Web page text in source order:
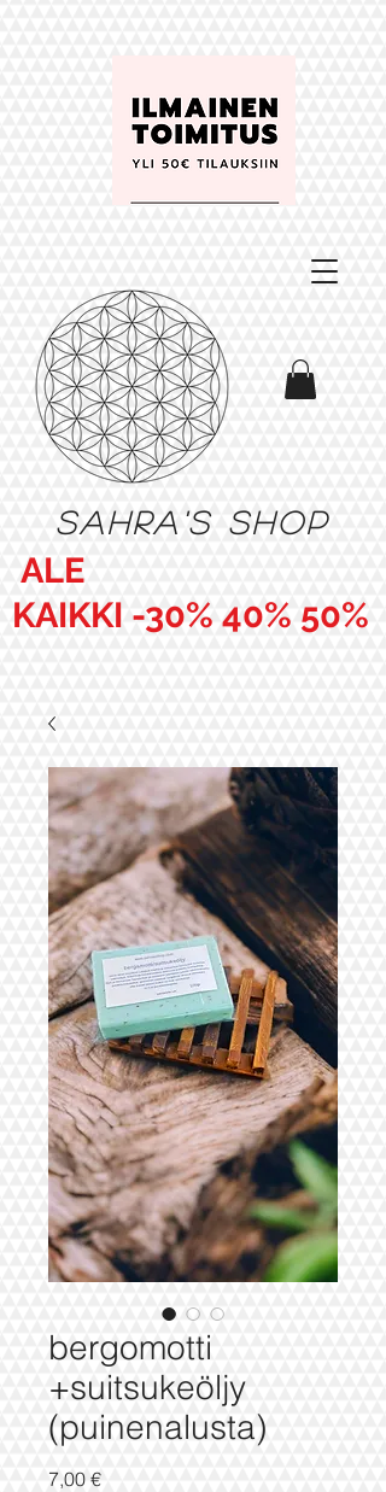
Sahra's shop
ALE
KAIKKI -30% 40% 50%
bergomotti
+suitsukeöljy
(puinenalusta)
7,00 €Hinta